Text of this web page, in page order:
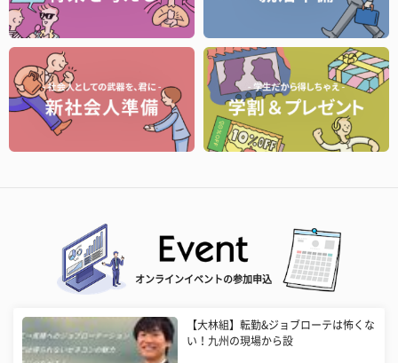
オンラインイベントの参加申込
【大林組】転勤&ジョブローテは怖くな
い！九州の現場から設